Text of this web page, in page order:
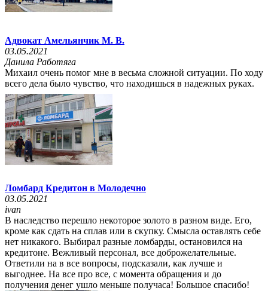
Адвокат Амельянчик М. В.
03.05.2021
Данила Работяга
Михаил очень помог мне в весьма сложной ситуации. По ходу
всего дела было чувство, что находишься в надежных руках.
Ломбард Кредитон в Молодечно
03.05.2021
ivan
В наследство перешло некоторое золото в разном виде. Его,
кроме как сдать на сплав или в скупку. Смысла оставлять себе
нет никакого. Выбирал разные ломбарды, остановился на
кредитоне. Вежливый персонал, все доброжелательные.
Ответили на в все вопросы, подсказали, как лучше и
выгоднее. На все про все, с момента обращения и до
получения денег ушло меньше получаса! Большое спасибо!